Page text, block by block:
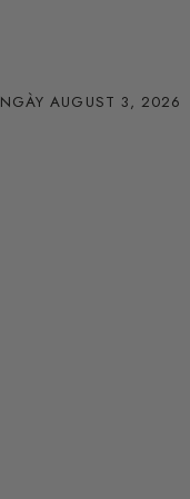
AUGUST 3, 2026